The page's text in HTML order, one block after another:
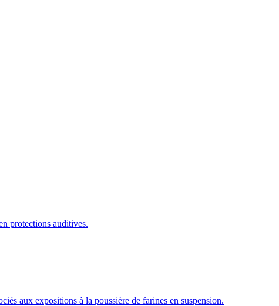
protections auditives.
aux expositions à la poussière de farines en suspension.